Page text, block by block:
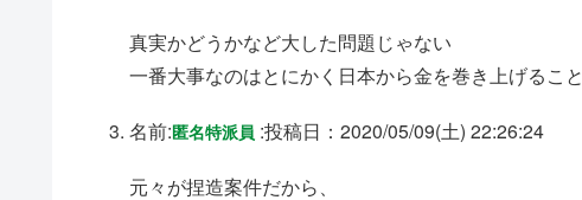
真実かどうかなど大した問題じゃない
一番大事なのはとにかく日本から金を巻き上げること
名前:匿名特派員 :投稿日：2020/05/09(土) 22:26:24
元々が捏造案件だから、